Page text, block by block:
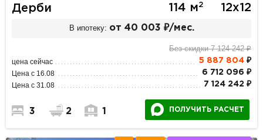
Дерби 114 м2 12х12
В ипотеку: от 40 003 ₽/мес.
Без скидки 7 124 242 ₽
цена сейчас 5 887 804₽
Цена с 16.08 6 712 096 ₽
Цена с 31.08 7 124 242 ₽
3 2 1 ПОЛУЧИТЬ РАСЧЕТ